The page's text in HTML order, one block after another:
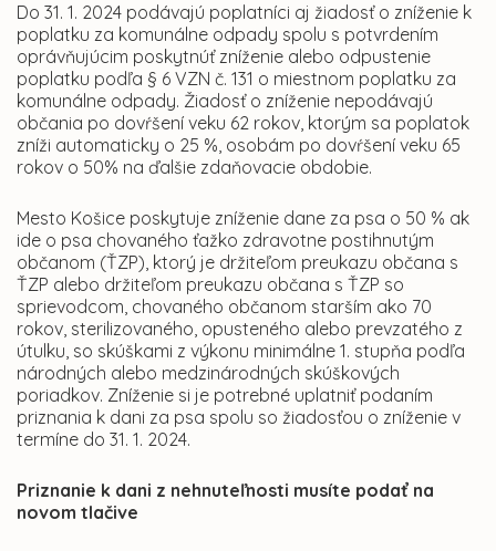
Do 31. 1. 2024 podávajú poplatníci aj žiadosť o zníženie k
poplatku za komunálne odpady spolu s potvrdením
oprávňujúcim poskytnúť zníženie alebo odpustenie
poplatku podľa § 6 VZN č. 131 o miestnom poplatku za
komunálne odpady. Žiadosť o zníženie nepodávajú
občania po dovŕšení veku 62 rokov, ktorým sa poplatok
zníži automaticky o 25 %, osobám po dovŕšení veku 65
rokov o 50% na ďalšie zdaňovacie obdobie.
Mesto Košice poskytuje zníženie dane za psa o 50 % ak
ide o psa chovaného ťažko zdravotne postihnutým
občanom (ŤZP), ktorý je držiteľom preukazu občana s
ŤZP alebo držiteľom preukazu občana s ŤZP so
sprievodcom, chovaného občanom starším ako 70
rokov, sterilizovaného, opusteného alebo prevzatého z
útulku, so skúškami z výkonu minimálne 1. stupňa podľa
národných alebo medzinárodných skúškových
poriadkov. Zníženie si je potrebné uplatniť podaním
priznania k dani za psa spolu so žiadosťou o zníženie v
termíne do 31. 1. 2024.
Priznanie k dani z nehnuteľnosti musíte podať na
novom tlačive